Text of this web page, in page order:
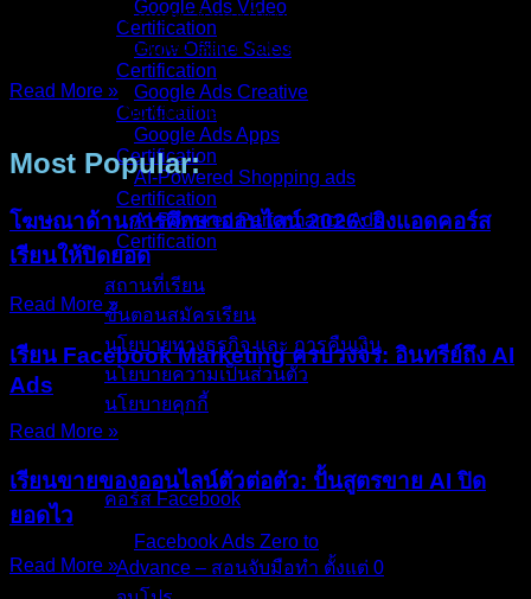
Google Ads Video
Certification
Grow Offline Sales
Certification
Google Ads Creative
Certification
Google Ads Apps
Certification
AI-Powered Shopping ads
Certification
AI-Powered Performance Ads
Certification
สถานที่เรียน
ขั้นตอนสมัครเรียน
นโยบายทางธุรกิจ และ การคืนเงิน
นโยบายความเป็นส่วนตัว
นโยบายคุกกี้
คอร์ส Facebook
Facebook Ads Zero to
Advance – สอนจับมือทำ ตั้งแต่ 0
“Google ก็คือ Google” ยิงแบบไหนก็ได้เดี๋ยวลูกค้าก็มาเอง… แต่
ความจริงคือ Google Search Ads และ Display Ads (GDN)
Read More »
16/Dec/2025No Comments
Most Popular:
โฆษณาด้านการศึกษาออนไลน์ 2026: ยิงแอดคอร์ส
เรียนให้ปิดยอด
Read More »
เรียน Facebook Marketing ครบวงจร: อินทรีย์ถึง AI
Ads
Read More »
เรียนขายของออนไลน์ตัวต่อตัว: ปั้นสูตรขาย AI ปิด
ยอดไว
Read More »